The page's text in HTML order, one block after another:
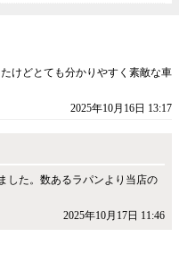
けどとても分かりやすく素敵な車
2025年10月16日 13:17
した。数あるラパンより当店の
2025年10月17日 11:46